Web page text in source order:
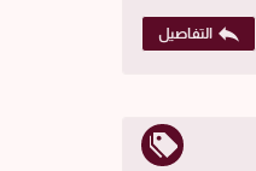
التفاصيل